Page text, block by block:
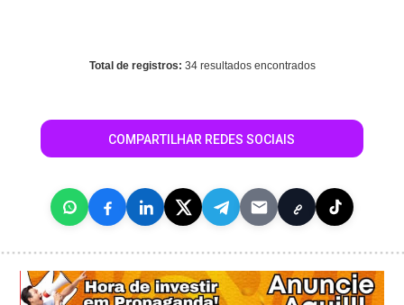
Total de registros: 34 resultados encontrados
COMPARTILHAR REDES SOCIAIS